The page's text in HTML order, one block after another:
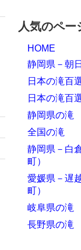
人気のペー
HOME
静岡県－朝
日本の滝百
日本の滝百
静岡県の滝
全国の滝
静岡県－白
町）
愛媛県－遅
町）
岐阜県の滝
長野県の滝